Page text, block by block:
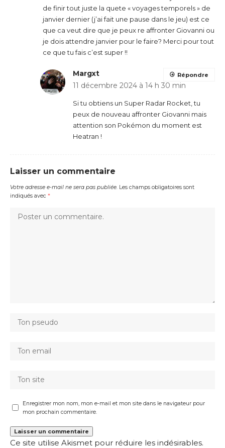
de finir tout juste la quete « voyages temporels » de
janvier dernier (j’ai fait une pause dans le jeu) est ce
que ca veut dire que je peux re affronter Giovanni ou
je dois attendre janvier pour le faire? Merci pour tout
ce que tu fais c’est super !!
Margxt
11 décembre 2024 à 14 h 30 min
Si tu obtiens un Super Radar Rocket, tu
peux de nouveau affronter Giovanni mais
attention son Pokémon du moment est
Heatran !
Répondre
Laisser un commentaire
Votre adresse e-mail ne sera pas publiée. Les champs obligatoires sont
indiqués avec *
Enregistrer mon nom, mon e-mail et mon site dans le navigateur pour
mon prochain commentaire.
Ce site utilise Akismet pour réduire les indésirables.